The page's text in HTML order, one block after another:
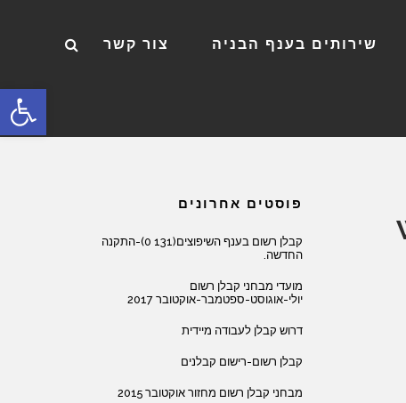
פתח
שירותים בענף הבניה צור קשר
פוסטים אחרונים
קבלן רשום בענף השיפוצים(131 0)-התקנה
החדשה.
מועדי מבחני קבלן רשום
יולי-אוגוסט-ספטמבר-אוקטובר 2017
דרוש קבלן לעבודה מיידית
קבלן רשום-רישום קבלנים
מבחני קבלן רשום מחזור אוקטובר 2015